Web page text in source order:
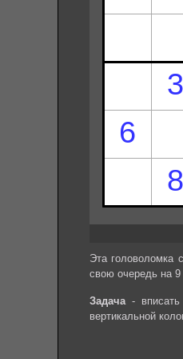
Эта головоломка
свою очередь на 9
Задача- вписать
вертикальной